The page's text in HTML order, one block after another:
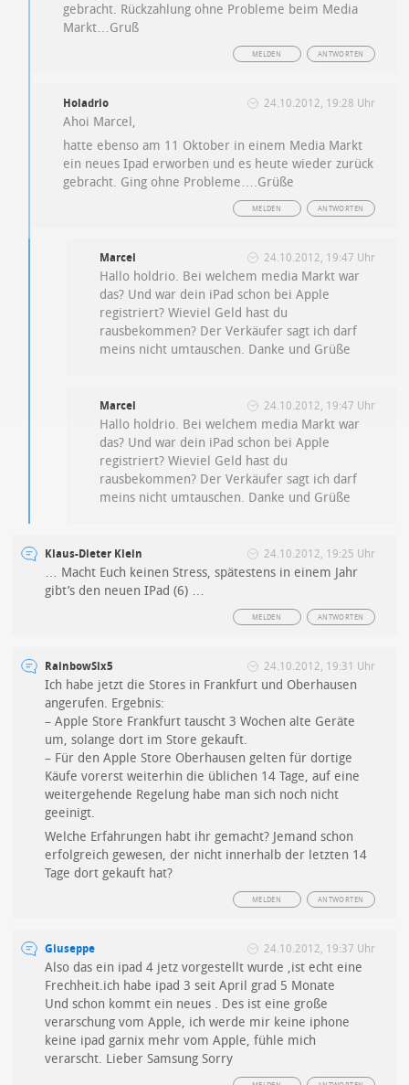
gebracht. Rückzahlung ohne Probleme beim Media
Markt…Gruß
ANTWORTEN
MELDEN
Holadrio 24.10.2012, 19:28 Uhr
Ahoi Marcel,
hatte ebenso am 11 Oktober in einem Media Markt
ein neues Ipad erworben und es heute wieder zurück
gebracht. Ging ohne Probleme….Grüße
ANTWORTEN
MELDEN
Marcel 24.10.2012, 19:47 Uhr
Hallo holdrio. Bei welchem media Markt war
das? Und war dein iPad schon bei Apple
registriert? Wieviel Geld hast du
rausbekommen? Der Verkäufer sagt ich darf
meins nicht umtauschen. Danke und Grüße
Marcel 24.10.2012, 19:47 Uhr
Hallo holdrio. Bei welchem media Markt war
das? Und war dein iPad schon bei Apple
registriert? Wieviel Geld hast du
rausbekommen? Der Verkäufer sagt ich darf
meins nicht umtauschen. Danke und Grüße
Klaus-Dieter Klein 24.10.2012, 19:25 Uhr
… Macht Euch keinen Stress, spätestens in einem Jahr
gibt’s den neuen IPad (6) …
ANTWORTEN
MELDEN
RainbowSix5 24.10.2012, 19:31 Uhr
Ich habe jetzt die Stores in Frankfurt und Oberhausen
angerufen. Ergebnis:
– Apple Store Frankfurt tauscht 3 Wochen alte Geräte
um, solange dort im Store gekauft.
– Für den Apple Store Oberhausen gelten für dortige
Käufe vorerst weiterhin die üblichen 14 Tage, auf eine
weitergehende Regelung habe man sich noch nicht
geeinigt.
Welche Erfahrungen habt ihr gemacht? Jemand schon
erfolgreich gewesen, der nicht innerhalb der letzten 14
Tage dort gekauft hat?
ANTWORTEN
MELDEN
Giuseppe 24.10.2012, 19:37 Uhr
Also das ein ipad 4 jetz vorgestellt wurde ,ist echt eine
Frechheit.ich habe ipad 3 seit April grad 5 Monate
Und schon kommt ein neues . Des ist eine große
verarschung vom Apple, ich werde mir keine iphone
keine ipad garnix mehr vom Apple, fühle mich
verarscht. Lieber Samsung Sorry